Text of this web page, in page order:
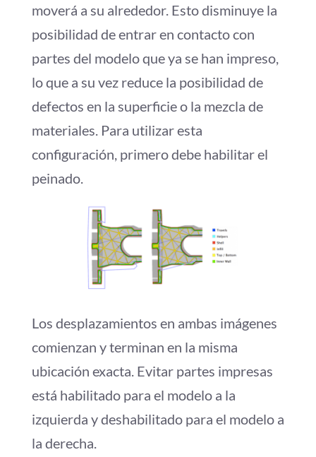
moverá a su alrededor. Esto disminuye la
posibilidad de entrar en contacto con
partes del modelo que ya se han impreso,
lo que a su vez reduce la posibilidad de
defectos en la superficie o la mezcla de
materiales. Para utilizar esta
configuración, primero debe habilitar el
peinado.
Los desplazamientos en ambas imágenes
comienzan y terminan en la misma
ubicación exacta. Evitar partes impresas
está habilitado para el modelo a la
izquierda y deshabilitado para el modelo a
la derecha.